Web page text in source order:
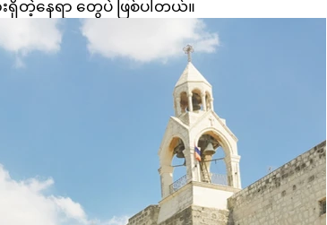
းရှိတဲ့နေရာ တွေပဲ ဖြစ်ပါတယ်။